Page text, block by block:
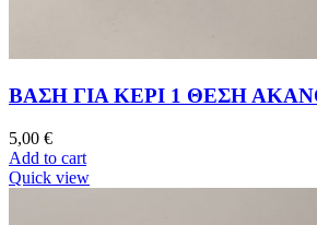
ΒΑΣΗ ΓΙΑ ΚΕΡΙ 1 ΘΕΣΗ
5,00 €
Add to cart
Quick view